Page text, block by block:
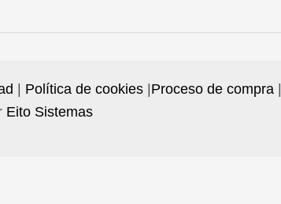
| Política de cookies|Proceso de compra|
Eito Sistemas